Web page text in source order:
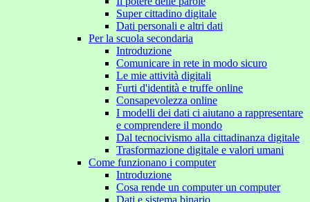
Super cittadino digitale
Dati personali e altri dati
Per la scuola secondaria
Introduzione
Comunicare in rete in modo sicuro
Le mie attività digitali
Furti d'identità e truffe online
Consapevolezza online
I modelli dei dati ci aiutano a rappresentare
e comprendere il mondo
Dal tecnocivismo alla cittadinanza digitale
Trasformazione digitale e valori umani
Come funzionano i computer
Introduzione
Cosa rende un computer un computer
Dati e sistema binario